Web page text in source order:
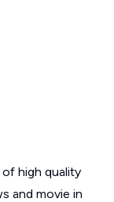
high quality
and movie in